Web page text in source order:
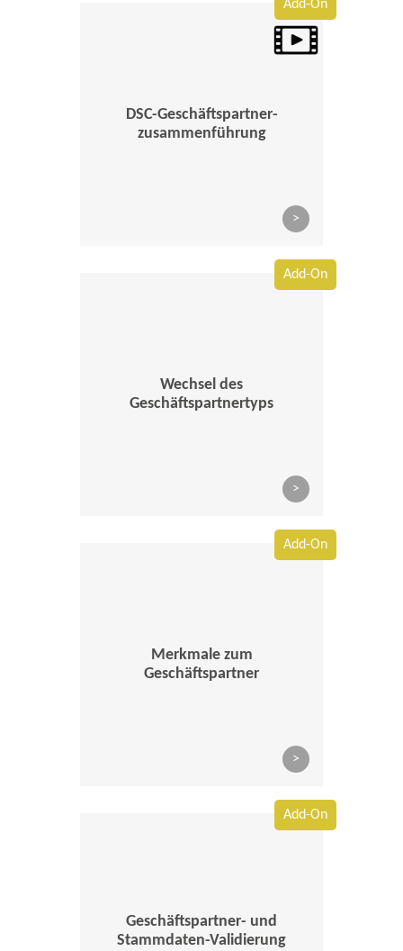
Add-On
DSC-Geschäftspartner-
zusammenführung
>
Add-On
Wechsel des
Geschäftspartnertyps
>
Add-On
Merkmale zum
Geschäftspartner
>
Add-On
Geschäftspartner- und
Stammdaten-Validierung